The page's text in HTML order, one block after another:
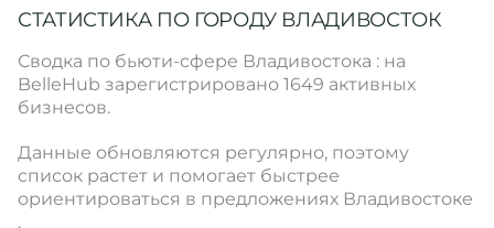
СТАТИСТИКА ПО ГОРОДУ ВЛАДИВОСТОК
Сводка по бьюти-сфере Владивостока : на
BelleHub зарегистрировано 1649 активных
бизнесов.
Данные обновляются регулярно, поэтому
список растет и помогает быстрее
ориентироваться в предложениях Владивостоке
.